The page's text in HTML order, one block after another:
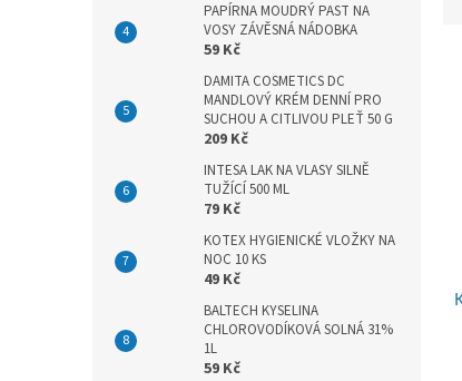
PAPÍRNA MOUDRÝ PAST NA
VOSY ZÁVĚSNÁ NÁDOBKA
59 Kč
DAMITA COSMETICS DC
MANDLOVÝ KRÉM DENNÍ PRO
SUCHOU A CITLIVOU PLEŤ 50 G
209 Kč
INTESA LAK NA VLASY SILNĚ
TUŽÍCÍ 500 ML
79 Kč
KOTEX HYGIENICKÉ VLOŽKY NA
NOC 10 KS
49 Kč
BALTECH KYSELINA
CHLOROVODÍKOVÁ SOLNÁ 31%
1L
59 Kč